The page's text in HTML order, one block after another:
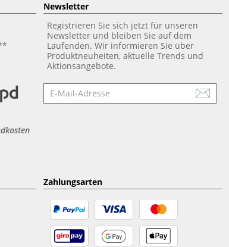
Newsletter
Registrieren Sie sich jetzt für unseren
Newsletter und bleiben Sie auf dem
Laufenden. Wir informieren Sie über
Produktneuheiten, aktuelle Trends und
Aktionsangebote.
Newsletter
Zahlungsarten